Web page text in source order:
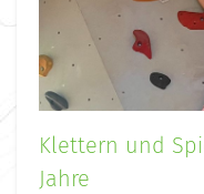
Klettern und
Jahre